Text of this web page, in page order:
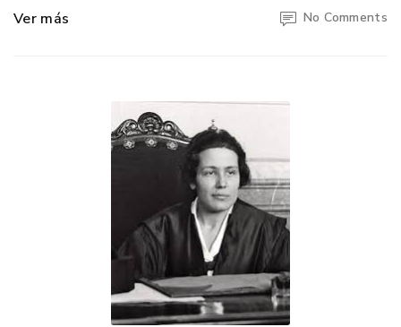
Ver más No Comments